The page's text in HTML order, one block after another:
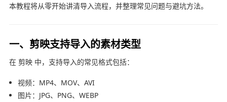
本教程将从零开始讲清导入流程，并整理常见问题与避坑方法。
一、剪映支持导入的素材类型
在 剪映中，支持导入的常见格式包括：
视频：MP4、MOV、AVI
图片：JPG、PNG、WEBP